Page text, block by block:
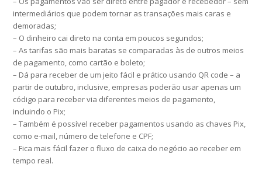
intermediários que podem tornar as transações mais caras e
demoradas;
– O dinheiro cai direto na conta em poucos segundos;
– As tarifas são mais baratas se comparadas às de outros meios
de pagamento, como cartão e boleto;
– Dá para receber de um jeito fácil e prático usando QR code – a
partir de outubro, inclusive, empresas poderão usar apenas um
código para receber via diferentes meios de pagamento,
incluindo o Pix;
– Também é possível receber pagamentos usando as chaves Pix,
como e-mail, número de telefone e CPF;
– Fica mais fácil fazer o fluxo de caixa do negócio ao receber em
tempo real.